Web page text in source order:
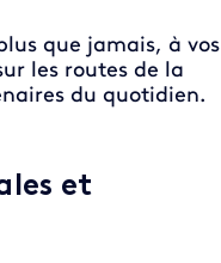
que jamais, à vos
les routes de la
du quotidien.
et